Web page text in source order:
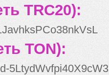
TRC20):
TON):